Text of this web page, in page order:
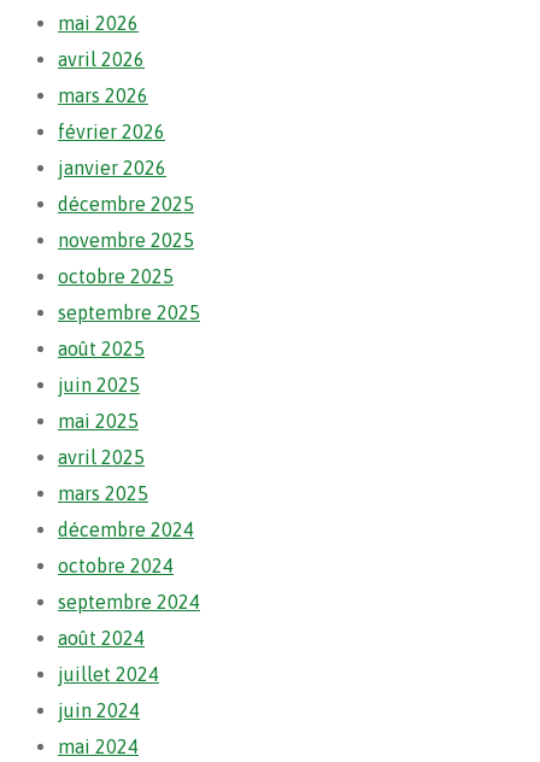
mai 2026
avril 2026
mars 2026
février 2026
janvier 2026
décembre 2025
novembre 2025
octobre 2025
septembre 2025
août 2025
juin 2025
mai 2025
avril 2025
mars 2025
décembre 2024
octobre 2024
septembre 2024
août 2024
juillet 2024
juin 2024
mai 2024